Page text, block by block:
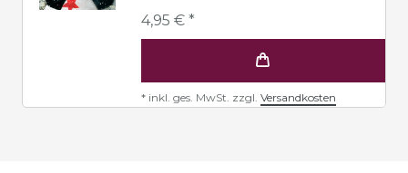
4,95 € *
* inkl. ges. MwSt. zzgl. Versandkosten